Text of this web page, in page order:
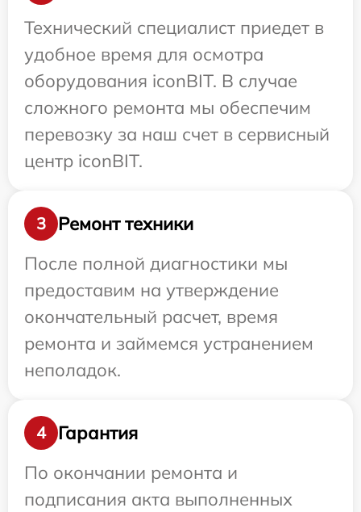
Технический специалист приедет в
удобное время для осмотра
оборудования iconBIT. В случае
сложного ремонта мы обеспечим
перевозку за наш счет в сервисный
центр iconBIT.
3
Ремонт техники
После полной диагностики мы
предоставим на утверждение
окончательный расчет, время
ремонта и займемся устранением
неполадок.
4
Гарантия
По окончании ремонта и
подписания акта выполненных